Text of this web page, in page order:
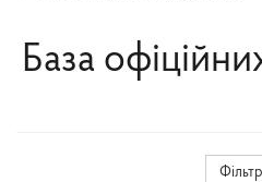
База